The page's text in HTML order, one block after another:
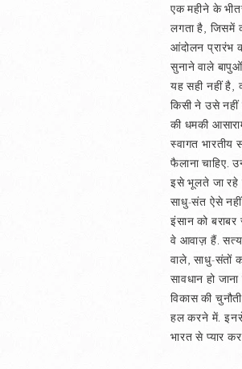
एक महीने के
लगता है, जिसमें
आंदोलन प्रारंभ
सुनाने वाले
यह सही नहीं है,
किसी ने उसे नहीं
की धमकी
स्वागत भारतीय
फैलाना चाहिए.
इसे भूलते जा रहे
साधु-संत ऐसे
इंसान को
वे आवाज़ हैं. सत्य
वाले, साधु-संतों
सावधान हो
विकास की
हल करने में. इनसे
भारत से प्यार